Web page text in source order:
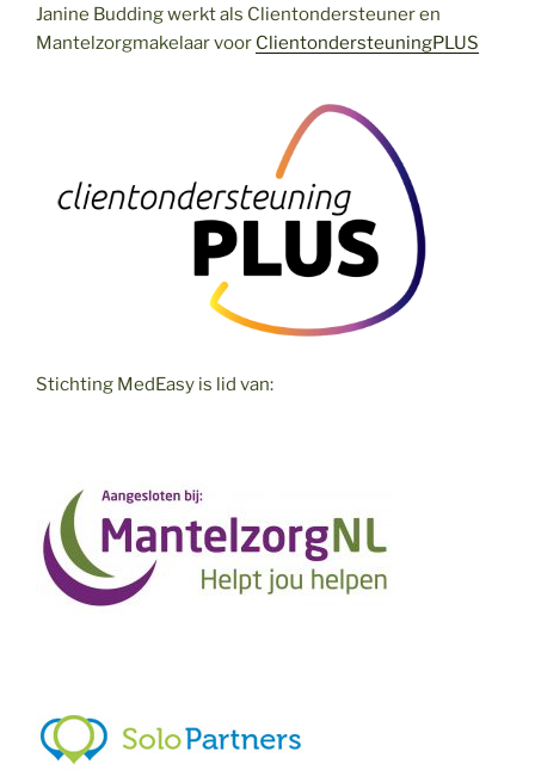
Janine Budding werkt als Clientondersteuner en
Mantelzorgmakelaar voor ClientondersteuningPLUS
Stichting MedEasy is lid van: